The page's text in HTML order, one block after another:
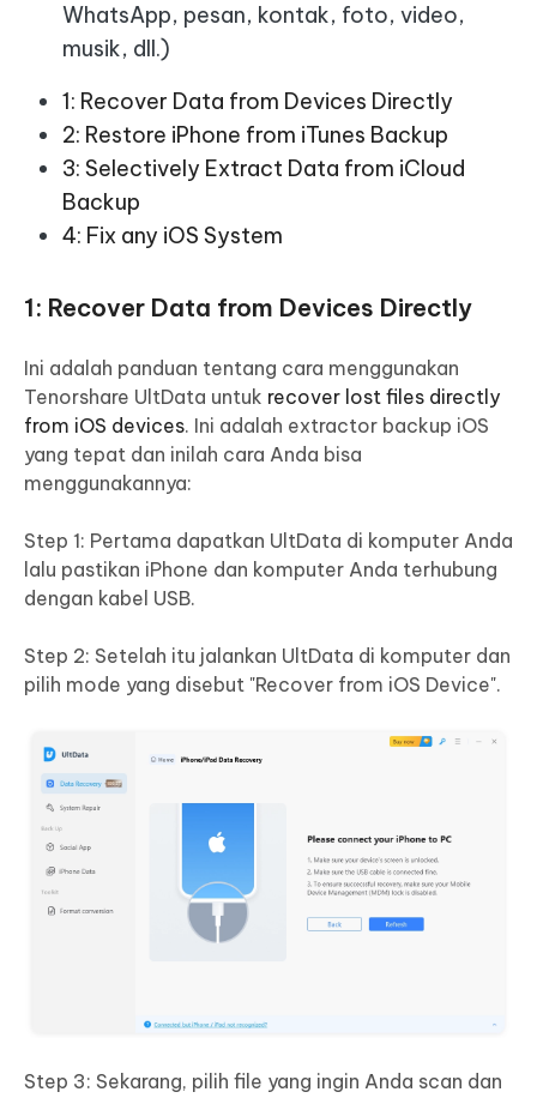
WhatsApp, pesan, kontak, foto, video,
musik, dll.)
1: Recover Data from Devices Directly
2: Restore iPhone from iTunes Backup
3: Selectively Extract Data from iCloud
Backup
4: Fix any iOS System
1: Recover Data from Devices Directly
Ini adalah panduan tentang cara menggunakan
Tenorshare UltData untuk recover lost files directly
from iOS devices. Ini adalah extractor backup iOS
yang tepat dan inilah cara Anda bisa
menggunakannya:
Step 1: Pertama dapatkan UltData di komputer Anda
lalu pastikan iPhone dan komputer Anda terhubung
dengan kabel USB.
Step 2: Setelah itu jalankan UltData di komputer dan
pilih mode yang disebut "Recover from iOS Device".
Step 3: Sekarang, pilih file yang ingin Anda scan dan